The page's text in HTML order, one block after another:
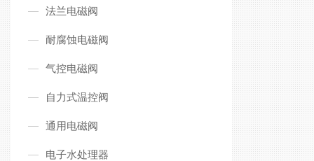
法兰电磁阀
耐腐蚀电磁阀
气控电磁阀
自力式温控阀
通用电磁阀
电子水处理器